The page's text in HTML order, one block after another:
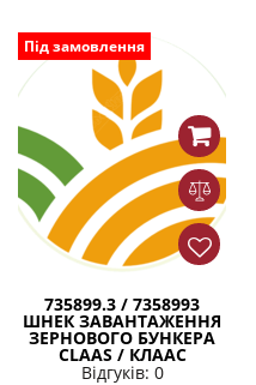
Під замовлення
735899.3 / 7358993
ШНЕК ЗАВАНТАЖЕННЯ
ЗЕРНОВОГО БУНКЕРА
CLAAS / КЛААС
Відгуків: 0